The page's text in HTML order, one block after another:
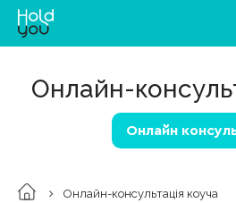
Онлайн-
Онлайн
Онлайн-консультація коуча